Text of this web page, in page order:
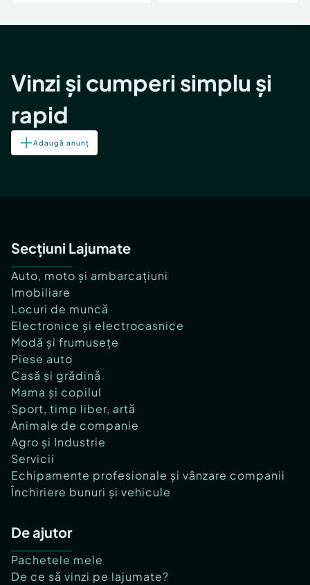
Vinzi și cumperi simplu și
rapid
Adaugă anunț
Secțiuni Lajumate
Auto, moto și ambarcațiuni
Imobiliare
Locuri de muncă
Electronice și electrocasnice
Modă și frumusețe
Piese auto
Casă și grădină
Mama și copilul
Sport, timp liber, artă
Animale de companie
Agro și Industrie
Servicii
Echipamente profesionale și vânzare companii
Închiriere bunuri și vehicule
De ajutor
Pachetele mele
De ce să vinzi pe lajumate?